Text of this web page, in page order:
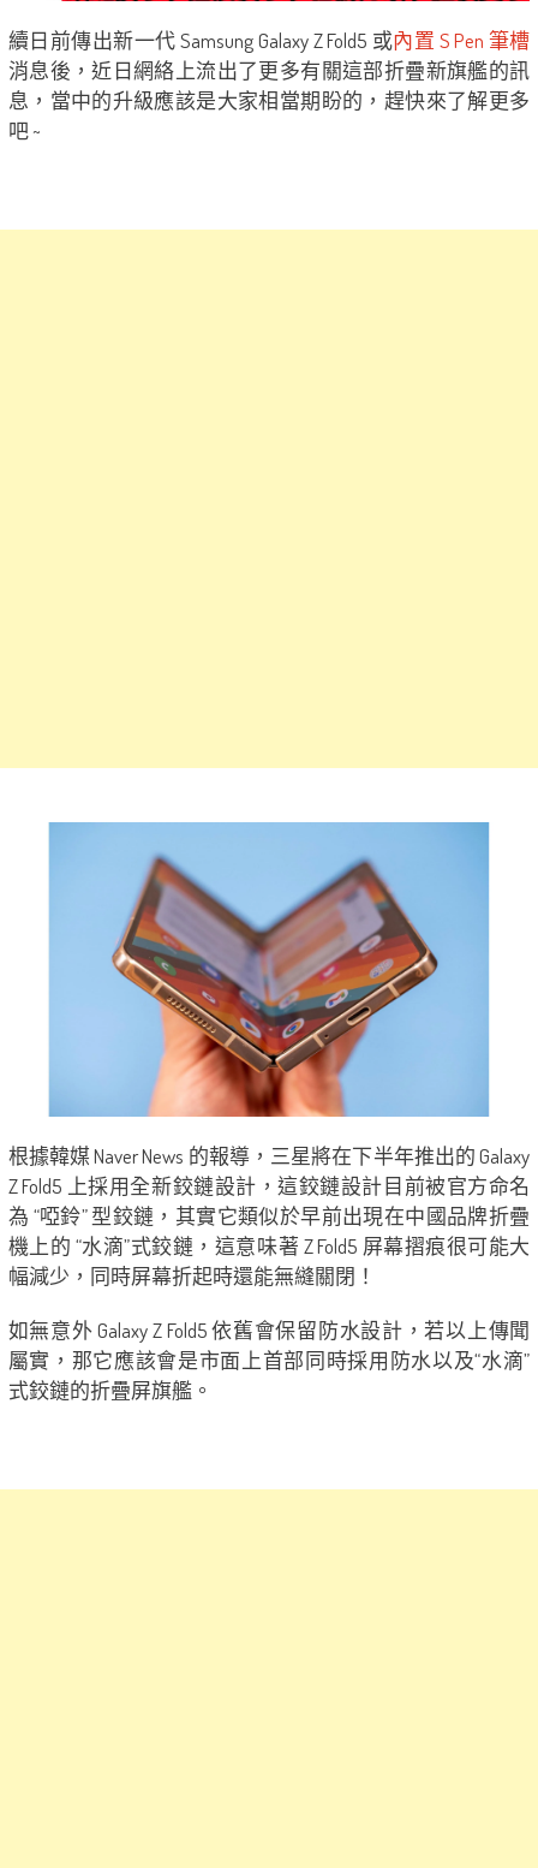
續日前傳出新一代 Samsung Galaxy Z Fold5 或內置 S Pen 筆槽
消息後，近日網絡上流出了更多有關這部折疊新旗艦的訊
息，當中的升級應該是大家相當期盼的，趕快來了解更多
吧 ~
根據韓媒 Naver News 的報導，三星將在下半年推出的 Galaxy
Z Fold5 上採用全新鉸鏈設計，這鉸鏈設計目前被官方命名
為 “啞鈴” 型鉸鏈，其實它類似於早前出現在中國品牌折疊
機上的 “水滴”式鉸鏈，這意味著 Z Fold5 屏幕摺痕很可能大
幅減少，同時屏幕折起時還能無縫關閉！
如無意外 Galaxy Z Fold5 依舊會保留防水設計，若以上傳聞
屬實，那它應該會是市面上首部同時採用防水以及“水滴”
式鉸鏈的折疊屏旗艦。